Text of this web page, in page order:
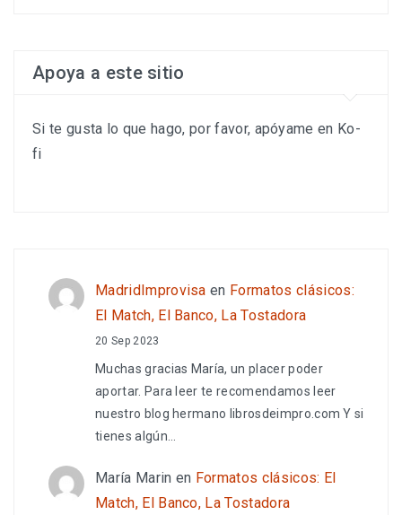
Apoya a este sitio
Si te gusta lo que hago, por favor, apóyame en Ko-
fi
MadridImprovisa en Formatos clásicos:
El Match, El Banco, La Tostadora
20 Sep 2023
Muchas gracias María, un placer poder
aportar. Para leer te recomendamos leer
nuestro blog hermano librosdeimpro.com Y si
tienes algún…
María Marin en Formatos clásicos: El
Match, El Banco, La Tostadora